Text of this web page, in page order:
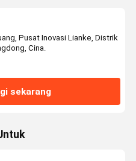
Pusat Inovasi Lianke, Distrik
Cina.
sekarang